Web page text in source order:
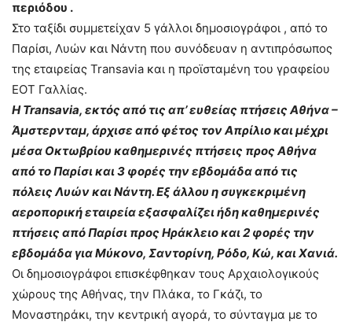
περιόδου .
Στο ταξίδι συμμετείχαν 5 γάλλοι δημοσιογράφοι , από το
Παρίσι, Λυών και Νάντη που συνόδευαν η αντιπρόσωπος
της εταιρείας Transavia και η προϊσταμένη του γραφείου
ΕΟΤ Γαλλίας.
Η Transavia, εκτός από τις απ’ ευθείας πτήσεις Αθήνα –
Άμστερνταμ, άρχισε από φέτος τον Απρίλιο και μέχρι
μέσα Οκτωβρίου καθημερινές πτήσεις προς Αθήνα
από το Παρίσι και 3 φορές την εβδομάδα από τις
πόλεις Λυών και Νάντη. Εξ άλλου η συγκεκριμένη
αεροπορική εταιρεία εξασφαλίζει ήδη καθημερινές
πτήσεις από Παρίσι προς Ηράκλειο και 2 φορές την
εβδομάδα για Μύκονο, Σαντορίνη, Ρόδο, Κώ, και Χανιά.
Οι δημοσιογράφοι επισκέφθηκαν τους Αρχαιολογικούς
χώρους της Αθήνας, την Πλάκα, το Γκάζι, το
Μοναστηράκι, την κεντρική αγορά, το σύνταγμα με το